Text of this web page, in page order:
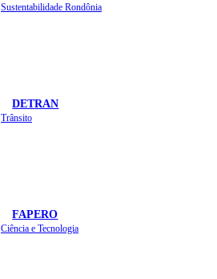
Sustentabilidade Rondônia
DETRAN
Trânsito
FAPERO
Ciência e Tecnologia